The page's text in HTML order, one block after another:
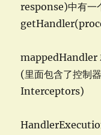
response)中有
mappedHandler
(里面包含了控制
Interceptors)